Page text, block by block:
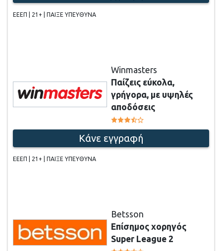
ΕΕΕΠ | 21+ | ΠΑΙΞΕ ΥΠΕΥΘΥΝΑ
Winmasters
Παίζεις εύκολα,
γρήγορα, με υψηλές
αποδόσεις
Κάνε εγγραφή
ΕΕΕΠ | 21+ | ΠΑΙΞΕ ΥΠΕΥΘΥΝΑ
Betsson
Επίσημος χορηγός
Super League 2